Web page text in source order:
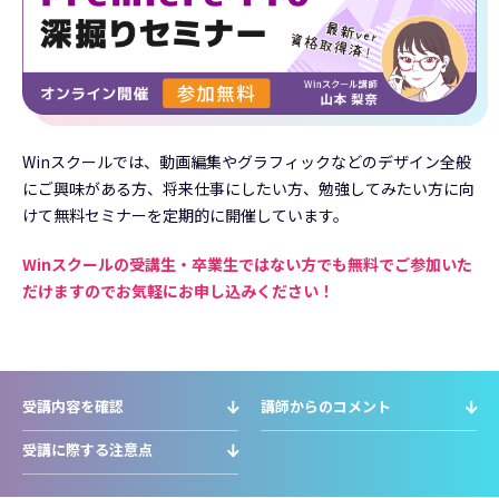
Winスクールでは、動画編集やグラフィックなどのデザイン全般
にご興味がある方、将来仕事にしたい方、勉強してみたい方に向
けて無料セミナーを定期的に開催しています。
Winスクールの受講生・卒業生ではない方でも無料でご参加いた
だけますのでお気軽にお申し込みください！
受講内容を確認 講師からのコメント
受講に際する注意点